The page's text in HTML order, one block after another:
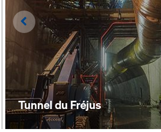
Tunnel du Fréjus
Left